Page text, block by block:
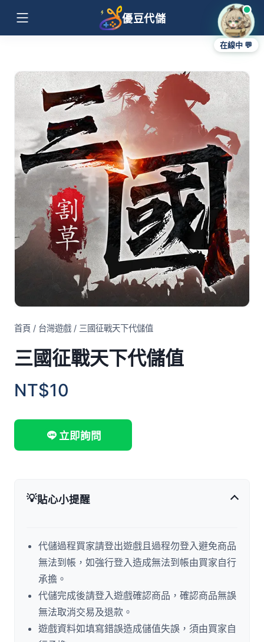
優豆代儲
首頁 / 台灣遊戲 / 三國征戰天下代儲值
三國征戰天下代儲值
NT$10
立即詢問
💡貼心小提醒
代儲過程買家請登出遊戲且過程勿登入避免商品
無法到帳，如強行登入造成無法到帳由買家自行
承擔。
代儲完成後請登入遊戲確認商品，確認商品無誤
無法取消交易及退款。
遊戲資料如填寫錯誤造成儲值失誤，須由買家自
在線中 💬